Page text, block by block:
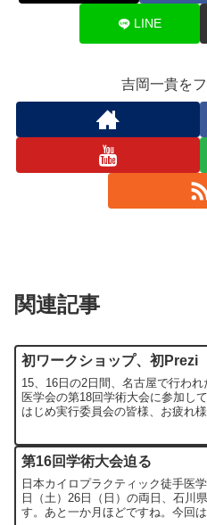
LINE
吉岡一貴を
関連記事
初ワークショップ、初Prezi
15、16日の2日間、名古屋で行わ
医学会の第18回学術大会に参加し
はじめ実行委員会の皆様、お疲れ
第16回学術大会迫る
日本カイロプラクティック徒手医
日（土）26日（日）の両日、石川
す。あと一か月ほどですね。今回